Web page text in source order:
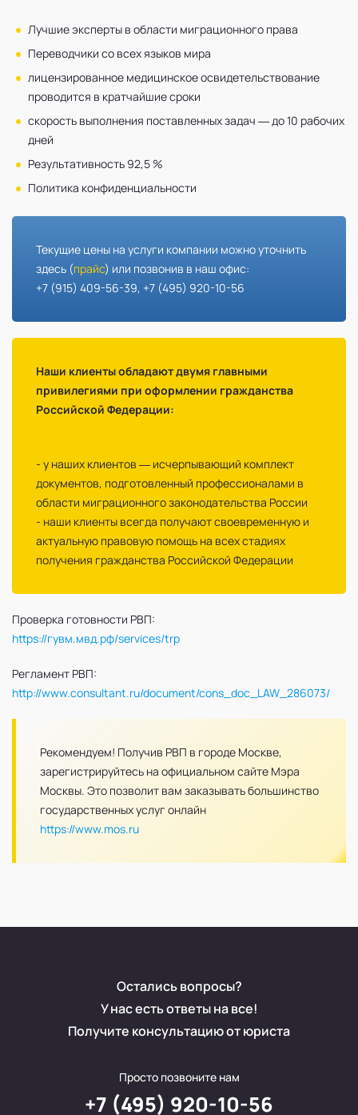
Лучшие эксперты в области миграционного права
Переводчики со всех языков мира
лицензированное медицинское освидетельствование
проводится в кратчайшие сроки
скорость выполнения поставленных задач — до 10 рабочих
дней
Результативность 92,5 %
Политика конфиденциальности
Текущие цены на услуги компании можно уточнить
здесь (прайс) или позвонив в наш офис:
+7 (915) 409-56-39, +7 (495) 920-10-56
Наши клиенты обладают двумя главными
привилегиями при оформлении гражданства
Российской Федерации:
- у наших клиентов — исчерпывающий комплект
документов, подготовленный профессионалами в
области миграционного законодательства России
- наши клиенты всегда получают своевременную и
актуальную правовую помощь на всех стадиях
получения гражданства Российской Федерации
Проверка готовности РВП:
https://гувм.мвд.рф/services/trp
Регламент РВП:
http://www.consultant.ru/document/cons_doc_LAW_286073/
Рекомендуем! Получив РВП в городе Москве,
зарегистрируйтесь на официальном сайте Мэра
Москвы. Это позволит вам заказывать большинство
государственных услуг онлайн
https://www.mos.ru
Остались вопросы?
У нас есть ответы на все!
Получите консультацию от юриста
Просто позвоните нам
+7 (495) 920-10-56